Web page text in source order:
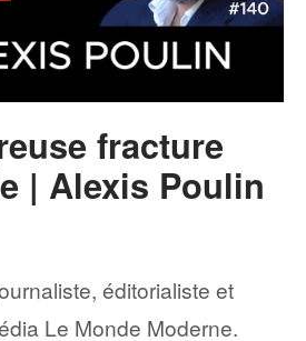
fracture
| Alexis Poulin
éditorialiste et
Le Monde Moderne.